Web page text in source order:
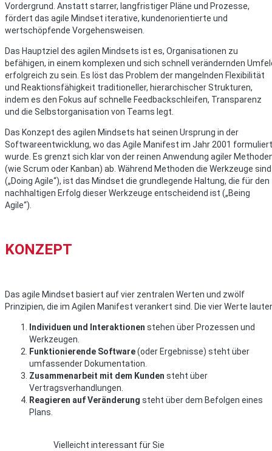
Vordergrund. Anstatt starrer, langfristiger Pläne und Prozesse,
fördert das agile Mindset iterative, kundenorientierte und
wertschöpfende Vorgehensweisen.
Das Hauptziel des agilen Mindsets ist es, Organisationen zu
befähigen, in einem komplexen und sich schnell verändernden
erfolgreich zu sein. Es löst das Problem der mangelnden Flexibilität
und Reaktionsfähigkeit traditioneller, hierarchischer Strukturen,
indem es den Fokus auf schnelle Feedbackschleifen, Transparenz
und die Selbstorganisation von Teams legt.
Das Konzept des agilen Mindsets hat seinen Ursprung in der
Softwareentwicklung, wo das Agile Manifest im Jahr 2001 formuliert
wurde. Es grenzt sich klar von der reinen Anwendung agiler
(wie Scrum oder Kanban) ab. Während Methoden die Werkzeuge sind
(„Doing Agile“), ist das Mindset die grundlegende Haltung, die für den
nachhaltigen Erfolg dieser Werkzeuge entscheidend ist („Being
Agile“).
KONZEPT
Das agile Mindset basiert auf vier zentralen Werten und zwölf
Prinzipien, die im Agilen Manifest verankert sind. Die vier Werte
Individuen und Interaktionen stehen über Prozessen und
Werkzeugen.
Funktionierende Software(oder Ergebnisse) steht über
umfassender Dokumentation.
Zusammenarbeit mit dem Kunden steht über
Vertragsverhandlungen.
Reagieren auf Veränderung steht über dem Befolgen eines
Plans.
Vielleicht interessant für Sie